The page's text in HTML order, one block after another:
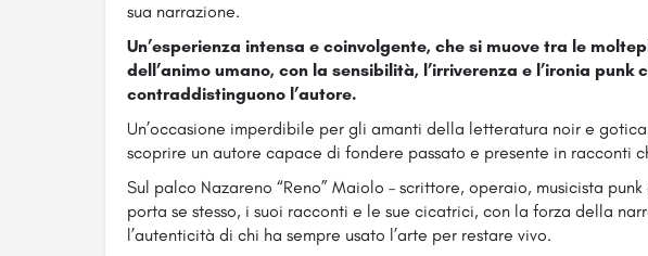
sua narrazione.
Un’esperienza intensa e coinvolgente, che si muove tra le
dell’animo umano, con la sensibilità, l’irriverenza e l’ironia punk
contraddistinguono l’autore.
Un’occasione imperdibile per gli amanti della letteratura noir e
scoprire un autore capace di fondere passato e presente in racconti
Sul palco Nazareno “Reno” Maiolo – scrittore, operaio, musicista
porta se stesso, i suoi racconti e le sue cicatrici, con la forza della
l’autenticità di chi ha sempre usato l’arte per restare vivo.